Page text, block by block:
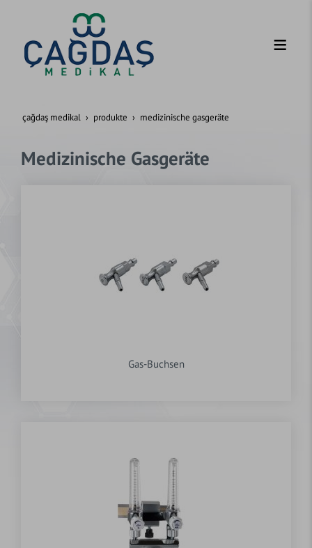
çağdaş medikal produkte medizinische gasgeräte
Medizinische Gasgeräte
Gas-Buchsen